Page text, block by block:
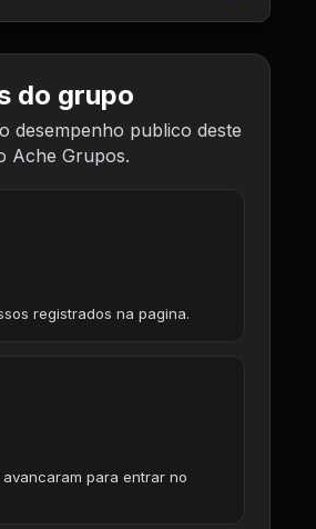
do grupo
desempenho publico deste
Ache Grupos.
registrados na pagina.
para entrar no